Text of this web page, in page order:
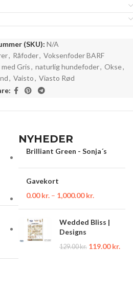
(SKU): N/A
, Råfoder, Voksenfoder BARF
Gris, naturlig hundefoder, Okse,
, Vaisto, Viasto Rød
NYHEDER
Brilliant Green - Sonja´s
Gavekort
0.00kr. – 1,000.00kr.
Wedded Bliss |
Designs
129.00kr. 119.00kr.